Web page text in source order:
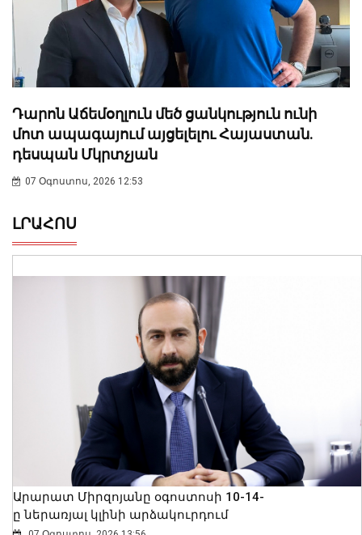
Դարոն Աճեմօղլուն մեծ ցանկություն ունի
մոտ ապագայում այցելելու Հայաստան.
դեսպան Մկրտչյան
07 Օգոստոս, 2026 12:53
ԼՐԱՀՈՍ
Արարատ Միրզոյանը օգոստոսի 10-14-
ը ներառյալ կլինի արձակուրդում